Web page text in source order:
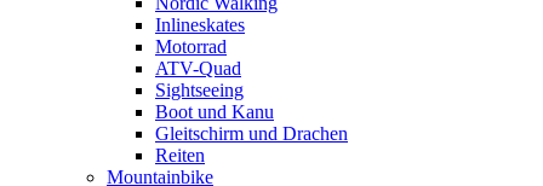
Inlineskates
Motorrad
ATV-Quad
Sightseeing
Boot und Kanu
Gleitschirm und Drachen
Reiten
Mountainbike